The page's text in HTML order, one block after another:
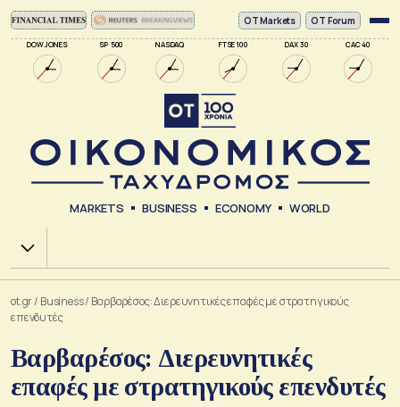
DOW JONES SP 500 NASDAQ FTSE 100 DAX 30 CAC 40
ΟΤ Markets OT Forum
MARKETS BUSINESS ECONOMY WORLD
Χ.Α.
ot.gr/ Business/ Βαρβαρέσος: Διερευνητικές επαφές με στρατηγικούς
επενδυτές
Βαρβαρέσος: Διερευνητικές
επαφές με στρατηγικούς επενδυτές